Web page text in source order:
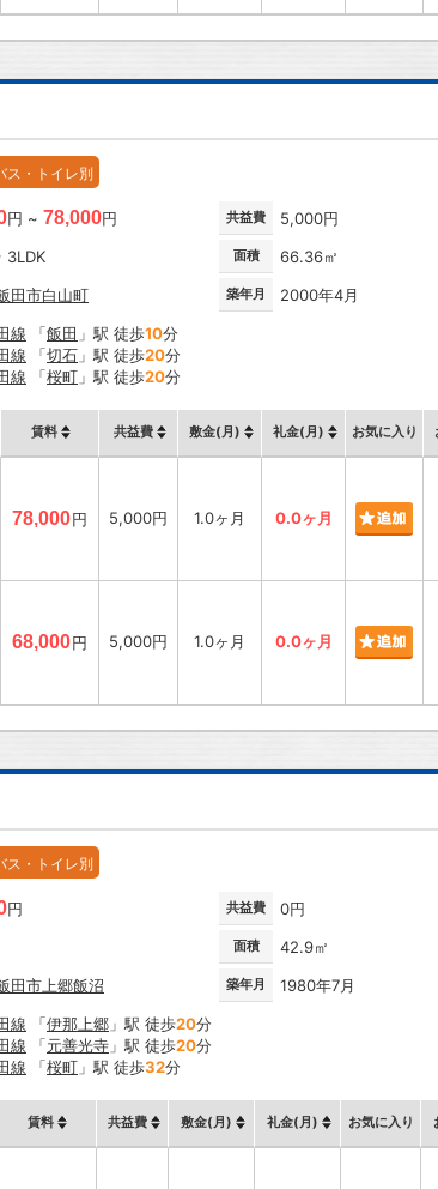
ス・トイレ別
円 ~ 78,000円 共益費 5,000円
3LDK 面積 66.36㎡
田市白山町 築年月 2000年4月
線 「飯田 」駅 徒歩10分
線 「切石 」駅 徒歩20分
線 「桜町 」駅 徒歩20分
賃料 共益費 敷金(月) 礼金(月) お気に入り
78,000円 5,000円 1.0ヶ月 0.0ヶ月
68,000円 5,000円 1.0ヶ月 0.0ヶ月
ス・トイレ別
円 共益費 0円
面積 42.9㎡
田市 上郷飯沼 築年月 1980年7月
線 「伊那上郷 」駅 徒歩20分
線 「元善光寺 」駅 徒歩20分
線 「桜町 」駅 徒歩32分
賃料 共益費 敷金(月) 礼金(月) お気に入り